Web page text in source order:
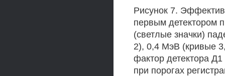
Рисунок 7.
первым детектором
(светлые значки)
2), 0,4 МэВ (кривые
фактор детектора Д1
при порогах